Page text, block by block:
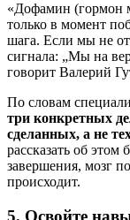
«Дофамин (гормон
только в момент
шага. Если мы не
сигнала: „Мы на
говорит Валерий
По словам
три конкретных
сделанных, а не
рассказать об
завершения, мозг
происходит.
5. Освойте